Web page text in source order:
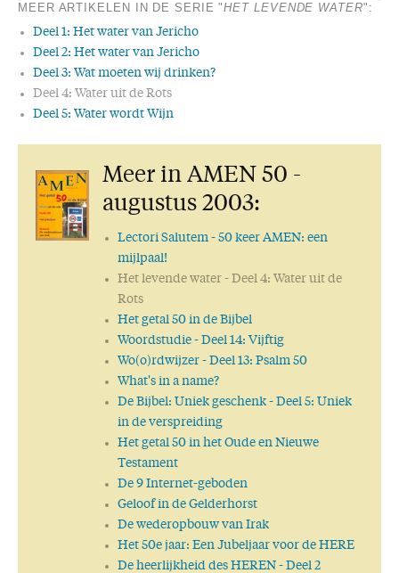
MEER ARTIKELEN IN DE SERIE "HET LEVENDE WATER":
Deel 1: Het water van Jericho
Deel 2: Het water van Jericho
Deel 3: Wat moeten wij drinken?
Deel 4: Water uit de Rots
Deel 5: Water wordt Wijn
Meer in AMEN 50 -
augustus 2003:
Lectori Salutem- 50 keer AMEN: een
mijlpaal!
Het levende water- Deel 4: Water uit de
Rots
Het getal 50 in de Bijbel
Woordstudie- Deel 14: Vijftig
Wo(o)rdwijzer- Deel 13: Psalm 50
What's in a name?
De Bijbel: Uniek geschenk- Deel 5: Uniek
in de verspreiding
Het getal 50 in het Oude en Nieuwe
Testament
De 9 Internet-geboden
Geloof in de Gelderhorst
De wederopbouw van Irak
Het 50e jaar: Een Jubeljaar voor de HERE
De heerlijkheid des HEREN- Deel 2